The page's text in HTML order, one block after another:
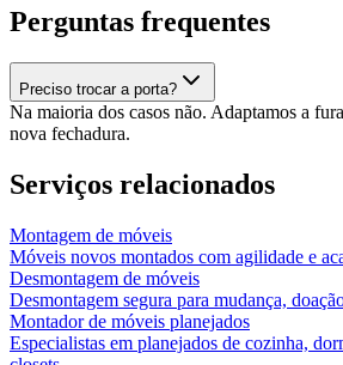
Perguntas frequentes
Preciso trocar a porta?
Na maioria dos casos não. Adaptamos a
nova fechadura.
Serviços relacionados
Montagem de móveis
Móveis novos montados com agilidade e
Desmontagem de móveis
Desmontagem segura para mudança,
Montador de móveis planejados
Especialistas em planejados de cozinha,